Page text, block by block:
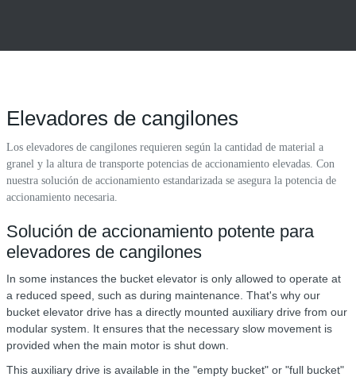
Elevadores de cangilones
Los elevadores de cangilones requieren según la cantidad de material a
granel y la altura de transporte potencias de accionamiento elevadas. Con
nuestra solución de accionamiento estandarizada se asegura la potencia de
accionamiento necesaria.
Solución de accionamiento potente para
elevadores de cangilones
In some instances the bucket elevator is only allowed to operate at
a reduced speed, such as during maintenance. That's why our
bucket elevator drive has a directly mounted auxiliary drive from our
modular system. It ensures that the necessary slow movement is
provided when the main motor is shut down.
This auxiliary drive is available in the "empty bucket" or "full bucket"